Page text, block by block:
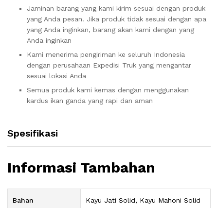
Jaminan barang yang kami kirim sesuai dengan produk
yang Anda pesan. Jika produk tidak sesuai dengan apa
yang Anda inginkan, barang akan kami dengan yang
Anda inginkan
Kami menerima pengiriman ke seluruh Indonesia
dengan perusahaan Expedisi Truk yang mengantar
sesuai lokasi Anda
Semua produk kami kemas dengan menggunakan
kardus ikan ganda yang rapi dan aman
Spesifikasi
Informasi Tambahan
Bahan Kayu Jati Solid, Kayu Mahoni Solid